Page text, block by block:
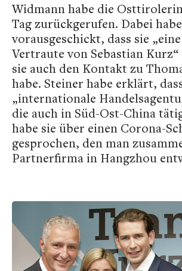
Widmann habe die
Tag zurückgerufen. Dabei
vorausgeschickt, dass sie
Vertraute von Sebastian
sie auch den Kontakt zu
habe. Steiner habe erklärt,
„internationale
die auch in Süd-Ost-China
habe sie über einen Corona-
gesprochen, den man
Partnerfirma in Hangzhou